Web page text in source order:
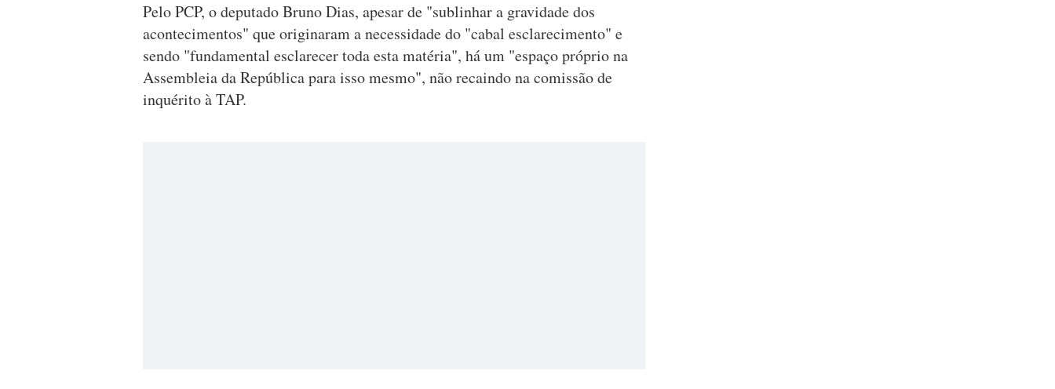
Pelo PCP, o deputado Bruno Dias, apesar de "sublinhar a gravidade dos
acontecimentos" que originaram a necessidade do "cabal esclarecimento" e
sendo "fundamental esclarecer toda esta matéria", há um "espaço próprio na
Assembleia da República para isso mesmo", não recaindo na comissão de
inquérito à TAP.